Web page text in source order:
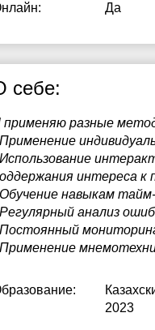
Да
себе:
применяю разные
интереса к
навыкам
анализ
2023